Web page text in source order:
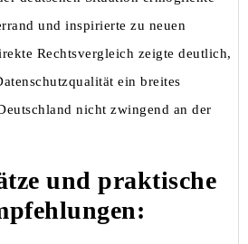
und inspirierte zu neuen
Rechtsvergleich zeigte deutlich,
ein breites
nicht zwingend an der
und praktische